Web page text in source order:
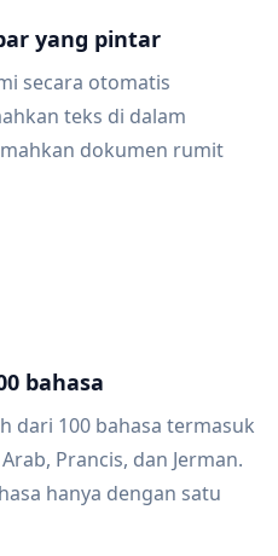
yang pintar
secara otomatis
teks di dalam
dokumen rumit
bahasa
dari 100 bahasa termasuk
Prancis, dan Jerman.
hanya dengan satu